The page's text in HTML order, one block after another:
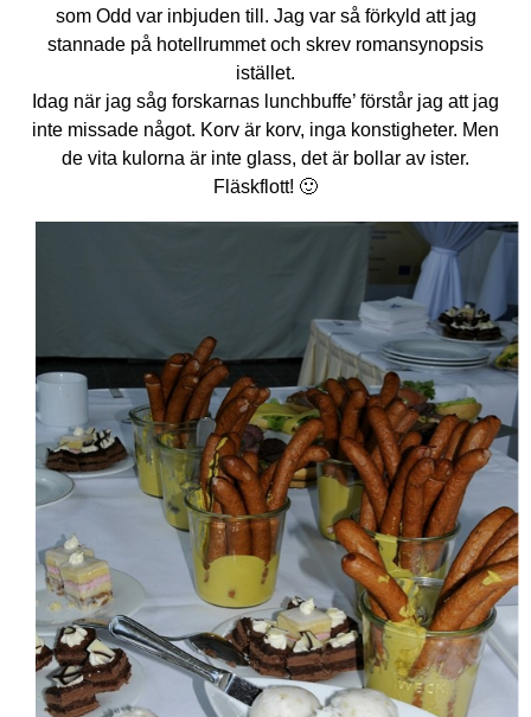
som Odd var inbjuden till. Jag var så förkyld att jag
stannade på hotellrummet och skrev romansynopsis
istället.
Idag när jag såg forskarnas lunchbuffe’ förstår jag att jag
inte missade något. Korv är korv, inga konstigheter. Men
de vita kulorna är inte glass, det är bollar av ister.
Fläskflott! 🙂